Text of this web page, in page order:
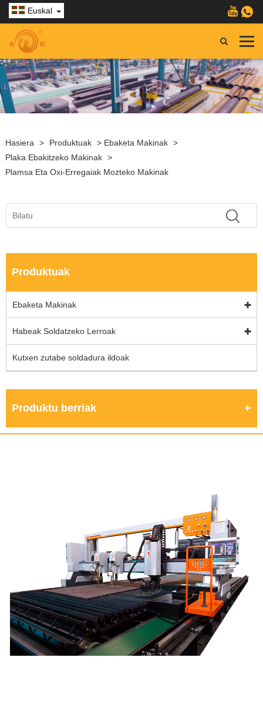
Euskal
Hasiera > Produktuak > Ebaketa Makinak >
Plaka Ebakitzeko Makinak >
Plamsa Eta Oxi-Erregaiak Mozteko Makinak
Produktuak
Ebaketa Makinak
Habeak Soldatzeko Lerroak
Kutxen zutabe soldadura ildoak
Produktu berriak